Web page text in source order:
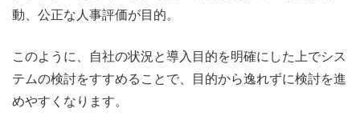
動、公正な人事評価が目的。
このように、自社の状況と導入目的を明確にした上でシス
テムの検討をすすめることで、目的から逸れずに検討を進
めやすくなります。